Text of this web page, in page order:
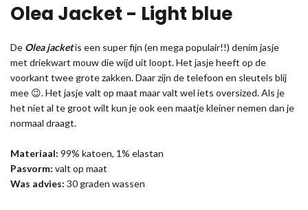
Olea Jacket - Light blue
De Olea jacketis een super fijn (en mega populair!!) denim jasje
met driekwart mouw die wijd uit loopt. Het jasje heeft op de
voorkant twee grote zakken. Daar zijn de telefoon en sleutels blij
mee 😉. Het jasje valt op maat maar valt wel iets oversized. Als je
het niet al te groot wilt kun je ook een maatje kleiner nemen dan je
normaal draagt.
Materiaal: 99% katoen, 1% elastan
Pasvorm: valt op maat
Was advies: 30 graden wassen